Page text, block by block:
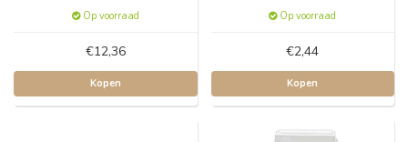
Op voorraad
€12,36
Kopen
Op voorraad
€2,44
Kopen